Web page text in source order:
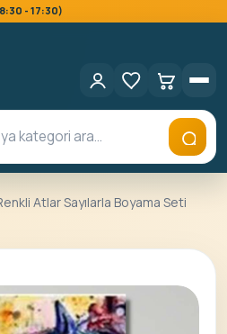
- 17:30)
Atlar Sayılarla Boyama Seti